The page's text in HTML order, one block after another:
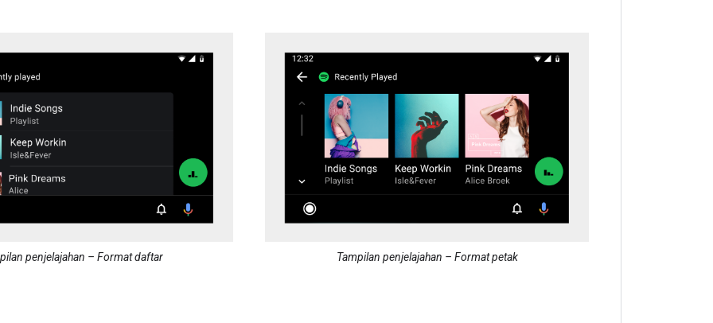
penjelajahan – Format daftar Tampilan penjelajahan – Format petak